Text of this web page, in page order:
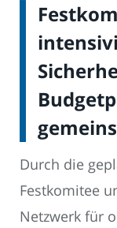
Durch die
Festkomitee
Netzwerk für